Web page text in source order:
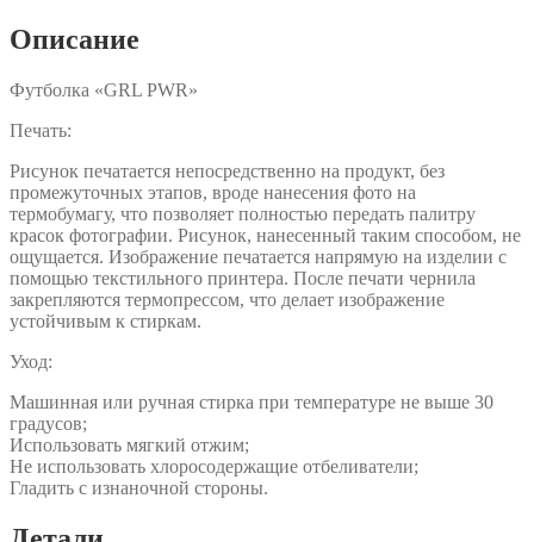
Описание
Футболка «GRL PWR»
Печать:
Рисунок печатается непосредственно на продукт, без
промежуточных этапов, вроде нанесения фото на
термобумагу, что позволяет полностью передать палитру
красок фотографии. Рисунок, нанесенный таким способом, не
ощущается. Изображение печатается напрямую на изделии с
помощью текстильного принтера. После печати чернила
закрепляются термопрессом, что делает изображение
устойчивым к стиркам.
Уход:
Машинная или ручная стирка при температуре не выше 30
градусов;
Использовать мягкий отжим;
Не использовать хлоросодержащие отбеливатели;
Гладить с изнаночной стороны.